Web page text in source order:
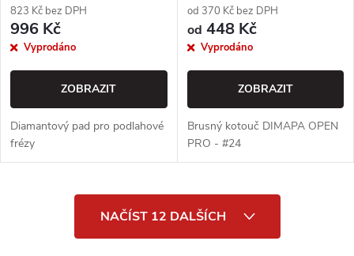
#124
823 Kč bez DPH
996 Kč
Vyprodáno
ZOBRAZIT
Diamantový pad pro podlahové
frézy
od 370 Kč bez DPH
od 448 Kč
Vyprodáno
ZOBRAZIT
Brusný kotouč DIMAPA OPEN
PRO - #24
NAČÍST 12 DALŠÍCH